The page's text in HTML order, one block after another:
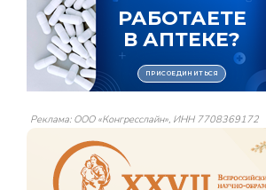
Реклама: ООО «Конгресслайн», ИНН 7708369172